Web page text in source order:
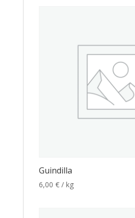
Guindilla
6,00 € / kg